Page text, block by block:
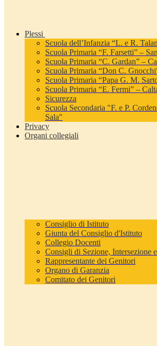
Plessi
Scuola dell’Infanzia “L. e R.
Scuola Primaria “F. Farsetti” –
Scuola Primaria “C. Gardan” –
Scuola Primaria “Don C.
Scuola Primaria “Papa G. M.
Scuola Primaria “E. Fermi” –
Sicurezza
Scuola Secondaria "F. e P.
Sala"
Privacy
Organi collegiali
Consiglio di Istituto
Giunta del Consiglio d'Istituto
Collegio Docenti
Consigli di Sezione, Intersezione
Rappresentante dei Genitori
Organo di Garanzia
Comitato dei Genitori